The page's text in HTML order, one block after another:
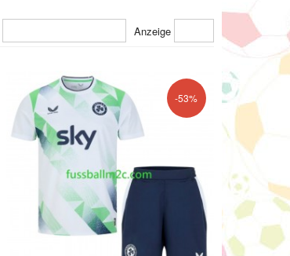
Anzeige
-53%